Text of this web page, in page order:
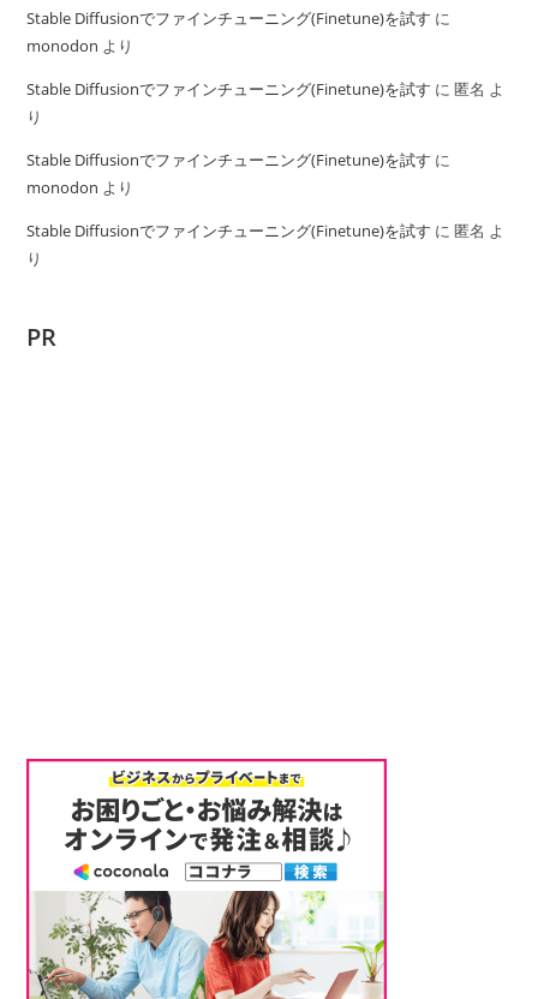
Stable Diffusionでファインチューニング(Finetune)を試す に
monodon より
Stable Diffusionでファインチューニング(Finetune)を試す に匿名 よ
り
Stable Diffusionでファインチューニング(Finetune)を試す に
monodon より
Stable Diffusionでファインチューニング(Finetune)を試す に匿名 よ
り
PR